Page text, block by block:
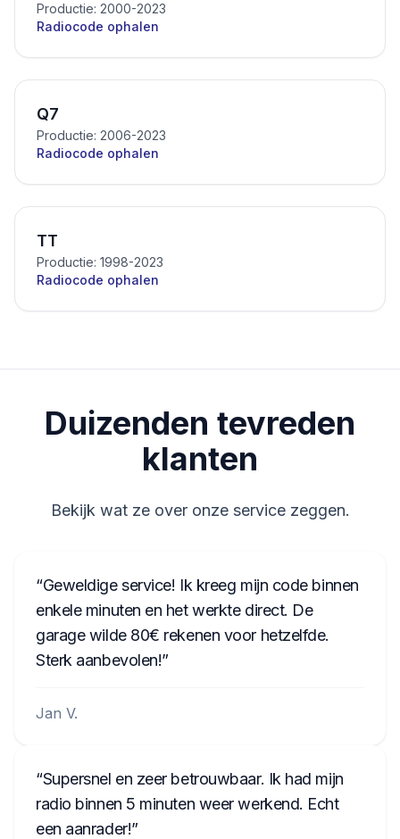
Productie: 2000-2023
Radiocode ophalen
Q7
Productie: 2006-2023
Radiocode ophalen
TT
Productie: 1998-2023
Radiocode ophalen
Duizenden tevreden
klanten
Bekijk wat ze over onze service zeggen.
Geweldige service! Ik kreeg mijn code binnen
enkele minuten en het werkte direct. De
garage wilde 80€ rekenen voor hetzelfde.
Sterk aanbevolen!
Jan V.
Supersnel en zeer betrouwbaar. Ik had mijn
radio binnen 5 minuten weer werkend. Echt
een aanrader!